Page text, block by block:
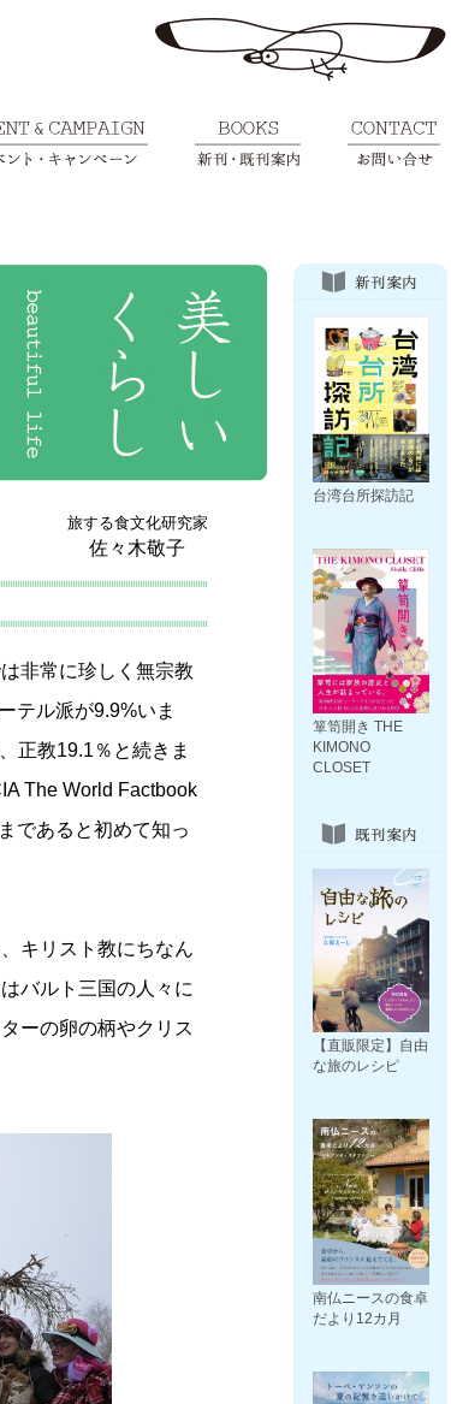
旅する食文化研究家
佐々木敬子
非常に珍しく無宗教
テル派が9.9%いま
正教19.1％と続きま
The World Factbook
であると初めて知っ
キリスト教にちなん
バルト三国の人々に
ーの卵の柄やクリス
台湾台所探訪記
箪笥開き THE
KIMONO
CLOSET
【直販限定】自由
な旅のレシピ
南仏ニースの食卓
だより12カ月